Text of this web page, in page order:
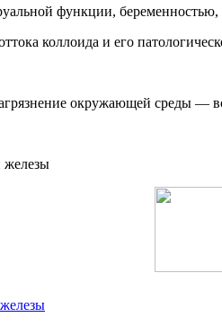
функции,
коллоида и его
окружающей среды
железы